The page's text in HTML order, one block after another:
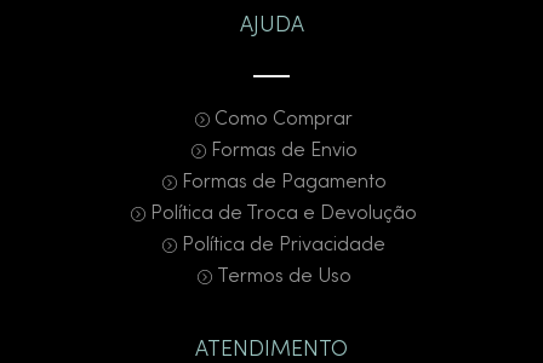
AJUDA
Como Comprar
Formas de Envio
Formas de Pagamento
Política de Troca e Devolução
Política de Privacidade
Termos de Uso
ATENDIMENTO